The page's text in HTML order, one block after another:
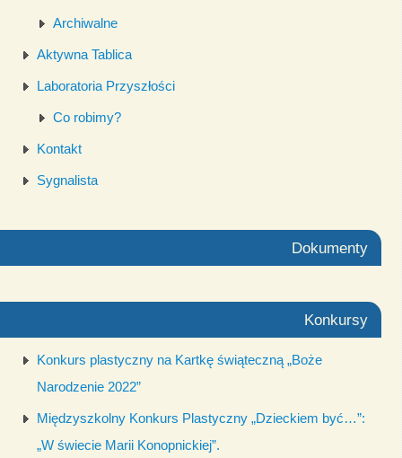
Archiwalne
Aktywna Tablica
Laboratoria Przyszłości
Co robimy?
Kontakt
Sygnalista
Dokumenty
Konkursy
Konkurs plastyczny na Kartkę świąteczną „Boże
Narodzenie 2022”
Międzyszkolny Konkurs Plastyczny „Dzieckiem być…”:
„W świecie Marii Konopnickiej”.